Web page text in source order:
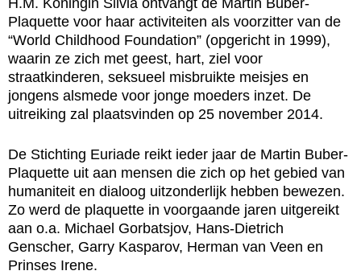
H.M. Koningin Silvia ontvangt de Martin Buber-
Plaquette voor haar activiteiten als voorzitter van de
“World Childhood Foundation” (opgericht in 1999),
waarin ze zich met geest, hart, ziel voor
straatkinderen, seksueel misbruikte meisjes en
jongens alsmede voor jonge moeders inzet. De
uitreiking zal plaatsvinden op 25 november 2014.
De Stichting Euriade reikt ieder jaar de Martin Buber-
Plaquette uit aan mensen die zich op het gebied van
humaniteit en dialoog uitzonderlijk hebben bewezen.
Zo werd de plaquette in voorgaande jaren uitgereikt
aan o.a. Michael Gorbatsjov, Hans-Dietrich
Genscher, Garry Kasparov, Herman van Veen en
Prinses Irene.